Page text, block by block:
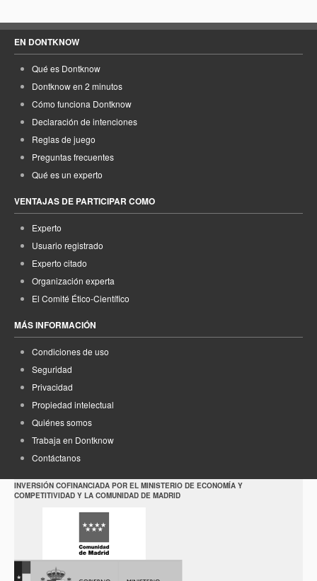
EN DONTKNOW
Qué es Dontknow
Dontknow en 2 minutos
Cómo funciona Dontknow
Declaración de intenciones
Reglas de juego
Preguntas frecuentes
Qué es un experto
VENTAJAS DE PARTICIPAR COMO
Experto
Usuario registrado
Experto citado
Organización experta
El Comité Ético-Científico
MÁS INFORMACIÓN
Condiciones de uso
Seguridad
Privacidad
Propiedad intelectual
Quiénes somos
Trabaja en Dontknow
Contáctanos
INVERSIÓN COFINANCIADA POR EL MINISTERIO DE ECONOMÍA Y
COMPETITIVIDAD Y LA COMUNIDAD DE MADRID